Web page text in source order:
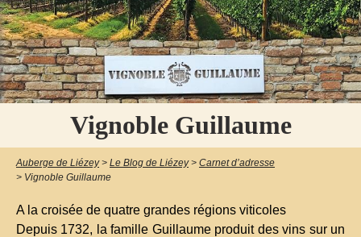
Vignoble Guillaume
Auberge de Liézey > Le Blog de Liézey > Carnet d’adresse
> Vignoble Guillaume
A la croisée de quatre grandes régions viticoles
Depuis 1732, la famille Guillaume produit des vins sur un